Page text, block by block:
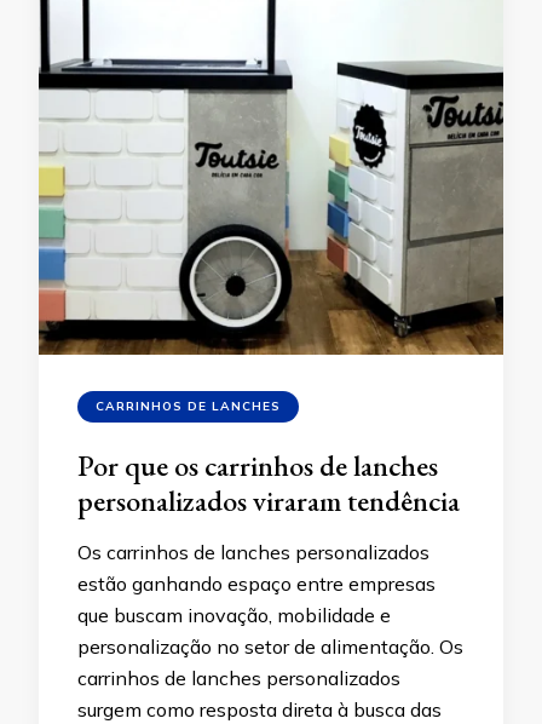
CARRINHOS DE LANCHES
Por que os carrinhos de lanches
personalizados viraram tendência
Os carrinhos de lanches personalizados
estão ganhando espaço entre empresas
que buscam inovação, mobilidade e
personalização no setor de alimentação. Os
carrinhos de lanches personalizados
surgem como resposta direta à busca das